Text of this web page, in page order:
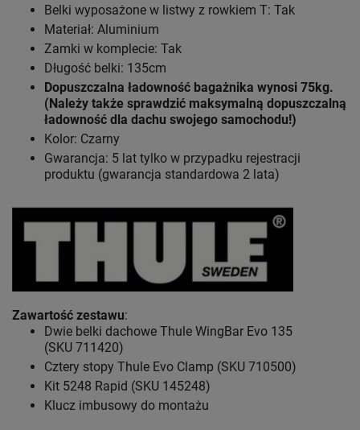
Belki wyposażone w listwy z rowkiem T: Tak
Materiał: Aluminium
Zamki w komplecie: Tak
Długość belki: 135cm
Dopuszczalna ładowność bagażnika wynosi 75kg.
(Należy także sprawdzić maksymalną dopuszczalną
ładowność dla dachu swojego samochodu!)
Kolor: Czarny
Gwarancja: 5 lat tylko w przypadku rejestracji
produktu (gwarancja standardowa 2 lata)
Zawartość zestawu:
Dwie belki dachowe Thule WingBar Evo 135
(SKU 711420)
Cztery stopy Thule Evo Clamp (SKU 710500)
Kit 5248 Rapid (SKU 145248)
Klucz imbusowy do montażu